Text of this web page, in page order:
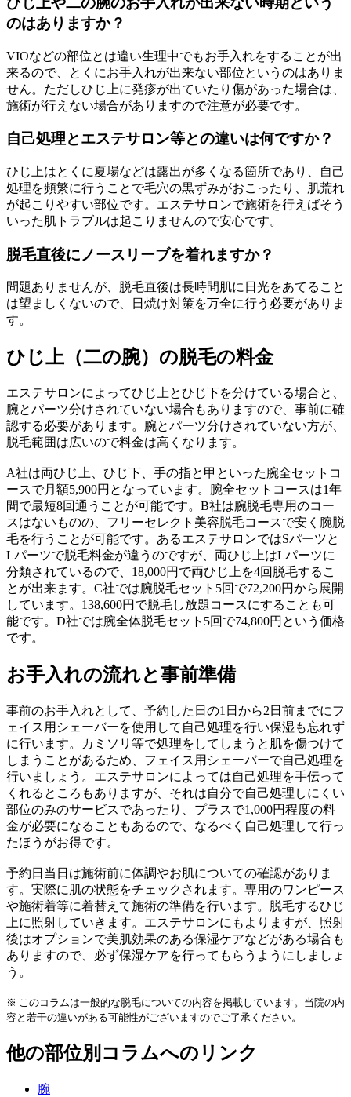
のはありますか？
VIOなどの部位とは違い生理中でもお手入れをすることが出
来るので、とくにお手入れが出来ない部位というのはありま
せん。ただしひじ上に発疹が出ていたり傷があった場合は、
施術が行えない場合がありますので注意が必要です。
自己処理とエステサロン等との違いは何ですか？
ひじ上はとくに夏場などは露出が多くなる箇所であり、自己
処理を頻繁に行うことで毛穴の黒ずみがおこったり、肌荒れ
が起こりやすい部位です。エステサロンで施術を行えばそう
いった肌トラブルは起こりませんので安心です。
脱毛直後にノースリーブを着れますか？
問題ありませんが、脱毛直後は長時間肌に日光をあてること
は望ましくないので、日焼け対策を万全に行う必要がありま
す。
ひじ上（二の腕）の脱毛の料金
エステサロンによってひじ上とひじ下を分けている場合と、
腕とパーツ分けされていない場合もありますので、事前に確
認する必要があります。腕とパーツ分けされていない方が、
脱毛範囲は広いので料金は高くなります。
A社は両ひじ上、ひじ下、手の指と甲といった腕全セットコ
ースで月額5,900円となっています。腕全セットコースは1年
間で最短8回通うことが可能です。B社は腕脱毛専用のコー
スはないものの、フリーセレクト美容脱毛コースで安く腕脱
毛を行うことが可能です。あるエステサロンではSパーツと
Lパーツで脱毛料金が違うのですが、両ひじ上はLパーツに
分類されているので、18,000円で両ひじ上を4回脱毛するこ
とが出来ます。C社では腕脱毛セット5回で72,200円から展開
しています。138,600円で脱毛し放題コースにすることも可
能です。D社では腕全体脱毛セット5回で74,800円という価格
です。
お手入れの流れと事前準備
事前のお手入れとして、予約した日の1日から2日前までにフ
ェイス用シェーバーを使用して自己処理を行い保湿も忘れず
に行います。カミソリ等で処理をしてしまうと肌を傷つけて
しまうことがあるため、フェイス用シェーバーで自己処理を
行いましょう。エステサロンによっては自己処理を手伝って
くれるところもありますが、それは自分で自己処理しにくい
部位のみのサービスであったり、プラスで1,000円程度の料
金が必要になることもあるので、なるべく自己処理して行っ
たほうがお得です。
予約日当日は施術前に体調やお肌についての確認がありま
す。実際に肌の状態をチェックされます。専用のワンピース
や施術着等に着替えて施術の準備を行います。脱毛するひじ
上に照射していきます。エステサロンにもよりますが、照射
後はオプションで美肌効果のある保湿ケアなどがある場合も
ありますので、必ず保湿ケアを行ってもらうようにしましょ
う。
※ このコラムは一般的な脱毛についての内容を掲載しています。当院の内
容と若干の違いがある可能性がございますのでご了承ください。
他の部位別コラムへのリンク
腕